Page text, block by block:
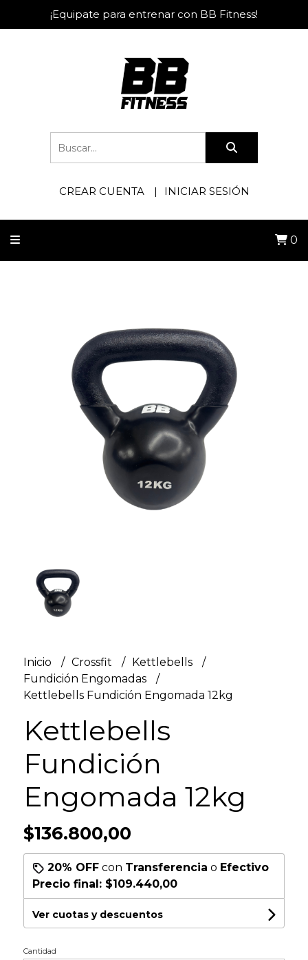
¡Equipate para entrenar con BB Fitness!
CREAR CUENTA INICIAR SESIÓN
0
Inicio Crossfit
Kettlebells
Fundición Engomadas
Kettlebells Fundición Engomada 12kg
Kettlebells
Fundición
Engomada 12kg
$136.800,00
20% OFFcon Transferencia o Efectivo
Precio final: $109.440,00
Ver cuotas y descuentos
Cantidad